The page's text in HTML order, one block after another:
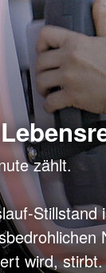
zählt.
Stillstand
wird, stirbt.